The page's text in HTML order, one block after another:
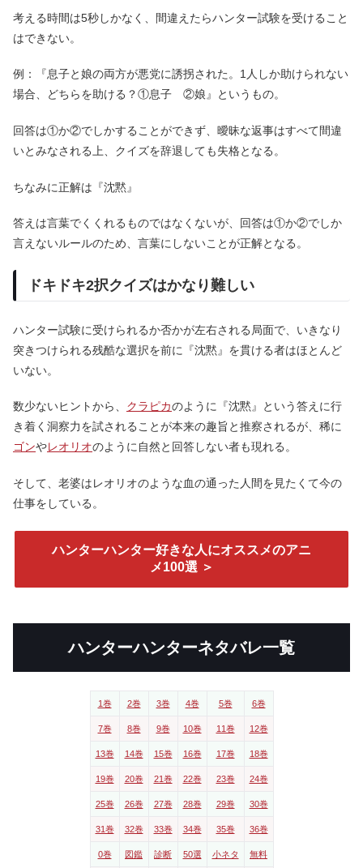
考える時間は5秒しかなく、間違えたらハンター試験を受けること
はできない。
例：『息子と娘の両方が悪党に誘拐された。1人しか助けられない
場合、どちらを助ける？①息子 ②娘』というもの。
回答は①か②でしかすることができず、曖昧な返事はすべて間違
いとみなされる上、クイズを辞退しても失格となる。
ちなみに正解は『沈黙』
答えは言葉でくくれるものではなくないが、回答は①か②でしか
言えないルールのため、言葉にしないことが正解となる。
ドキドキ2択クイズはかなり難しい
ハンター試験に受けられるか否かが左右される局面で、いきなり
突きつけられる残酷な選択を前に『沈黙』を貫ける者はほとんど
いない。
数少ないヒントから、 クラピカのように『沈黙』という答えに行
き着く洞察力を試されることが本来の趣旨と推察されるが、稀に
ゴンやレオリオのように自然と回答しない者も現れる。
そして、老婆はレオリオのような血の通った人間を見たくて今の
仕事をしている。
ハンターハンター好きな人にオススメのアニ
メ100選 ＞
ハンターハンターネタバレ一覧
1巻 2巻 3巻 4巻 5巻 6巻
7巻 8巻 9巻 10巻 11巻 12巻
13巻 14巻 15巻 16巻 17巻 18巻
19巻 20巻 21巻 22巻 23巻 24巻
25巻 26巻 27巻 28巻 29巻 30巻
31巻 32巻 33巻 34巻 35巻 36巻
0巻 図鑑 診断 50選 小ネタ 無料